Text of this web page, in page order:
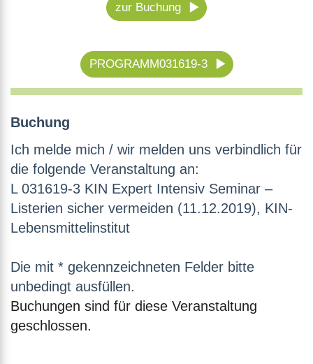
zur Buchung
PROGRAMM031619-3
Buchung
Ich melde mich / wir melden uns verbindlich für
die folgende Veranstaltung an:
L 031619-3 KIN Expert Intensiv Seminar –
Listerien sicher vermeiden (11.12.2019), KIN-
Lebensmittelinstitut
Die mit * gekennzeichneten Felder bitte
unbedingt ausfüllen.
Buchungen sind für diese Veranstaltung
geschlossen.